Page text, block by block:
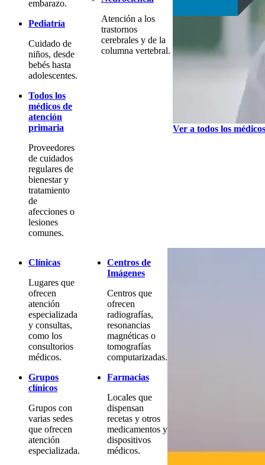
embarazo.
Pediatría
Cuidado de
niños, desde
bebés hasta
adolescentes.
Todos los
médicos de
atención
primaria
Proveedores
de cuidados
regulares de
bienestar y
tratamiento
de
afecciones o
lesiones
comunes.
Atención a los
trastornos
cerebrales y de la
columna vertebral.
Ver a todos los médicos
Clínicas
Lugares que
ofrecen
atención
especializada
y consultas,
como los
consultorios
médicos.
Grupos
clínicos
Grupos con
varias sedes
que ofrecen
atención
especializada.
Centros de
Imágenes
Centros que
ofrecen
radiografías,
resonancias
magnéticas o
tomografías
computarizadas.
Farmacias
Locales que
dispensan
recetas y otros
medicamentos y
dispositivos
médicos.